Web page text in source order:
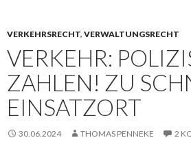
VERKEHRSRECHT, VERWALTUNGSRECHT
VERKEHR:
ZAHLEN! ZU
EINSATZORT
30.06.2024 THOMAS PENNEKE 2